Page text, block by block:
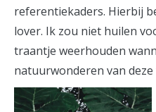
referentiekaders. Hierbij
lover. Ik zou niet huilen
traantje weerhouden
natuurwonderen van deze